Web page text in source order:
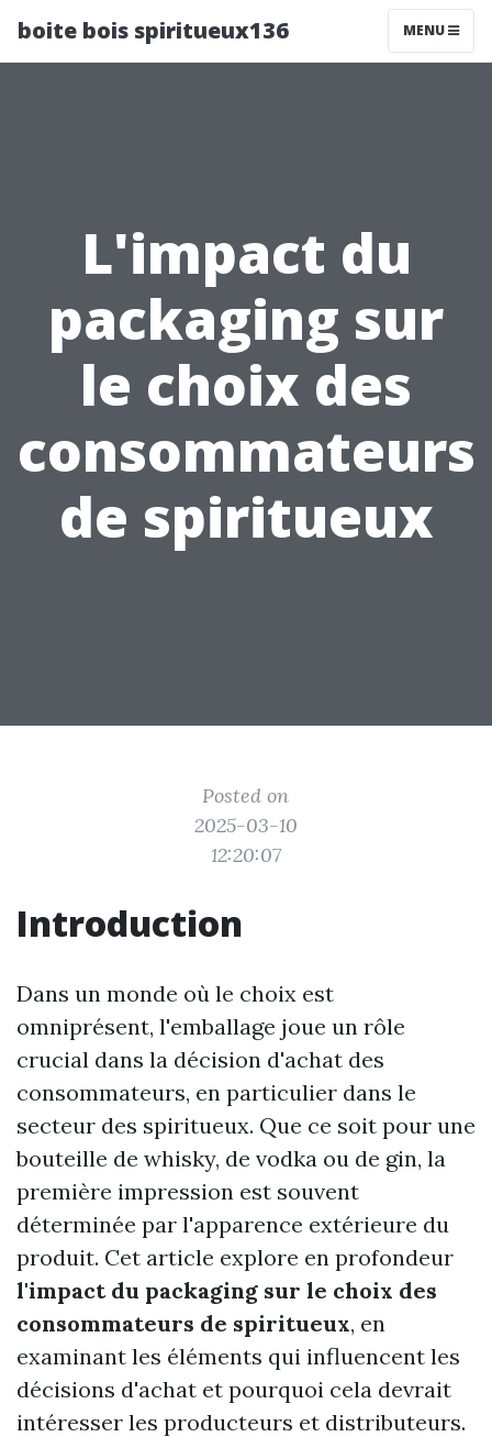
boite bois spiritueux136 MENU
L'impact du
packaging sur
le choix des
consommateurs
de spiritueux
Posted on
2025-03-10
12:20:07
Introduction
Dans un monde où le choix est
omniprésent, l'emballage joue un rôle
crucial dans la décision d'achat des
consommateurs, en particulier dans le
secteur des spiritueux. Que ce soit pour une
bouteille de whisky, de vodka ou de gin, la
première impression est souvent
déterminée par l'apparence extérieure du
produit. Cet article explore en profondeur
l'impact du packaging sur le choix des
consommateurs de spiritueux, en
examinant les éléments qui influencent les
décisions d'achat et pourquoi cela devrait
intéresser les producteurs et distributeurs.